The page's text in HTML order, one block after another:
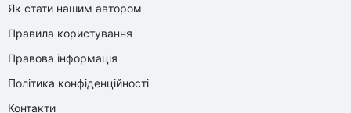
Як стати нашим автором
Правила користування
Правова інформація
Політика конфіденційності
Контакти